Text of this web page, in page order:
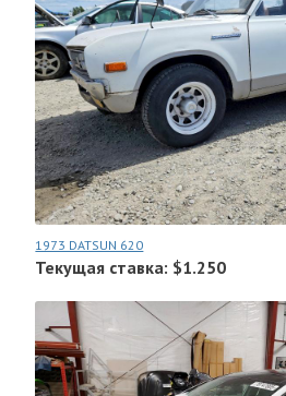
1973 DATSUN 620
Текущая ставка: $1.250